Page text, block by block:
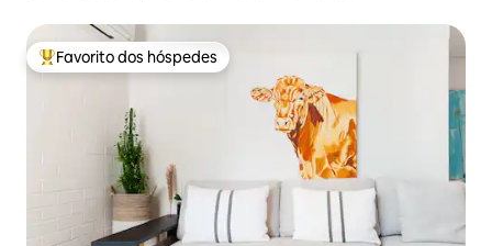
Favoritos dos hóspedes mais apreciados
Favorito dos hóspedes